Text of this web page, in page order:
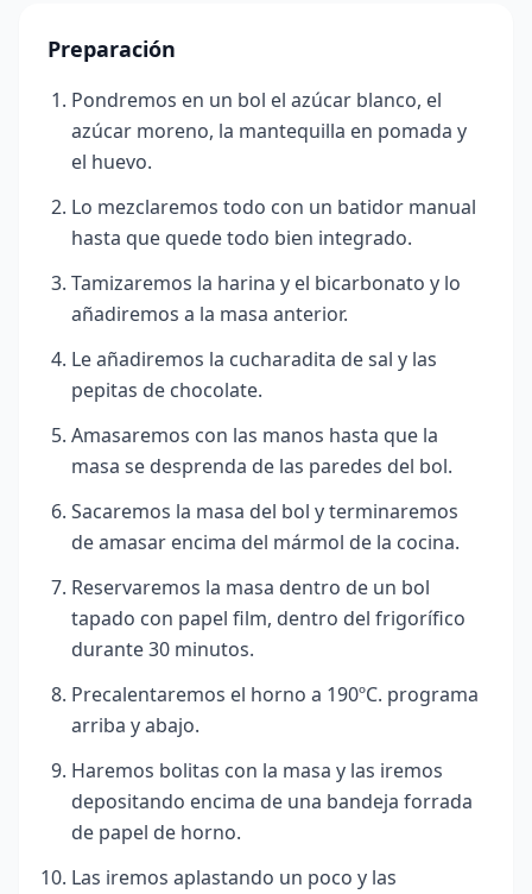
Preparación
Pondremos en un bol el azúcar blanco, el
azúcar moreno, la mantequilla en pomada y
el huevo.
Lo mezclaremos todo con un batidor manual
hasta que quede todo bien integrado.
Tamizaremos la harina y el bicarbonato y lo
añadiremos a la masa anterior.
Le añadiremos la cucharadita de sal y las
pepitas de chocolate.
Amasaremos con las manos hasta que la
masa se desprenda de las paredes del bol.
Sacaremos la masa del bol y terminaremos
de amasar encima del mármol de la cocina.
Reservaremos la masa dentro de un bol
tapado con papel film, dentro del frigorífico
durante 30 minutos.
Precalentaremos el horno a 190ºC. programa
arriba y abajo.
Haremos bolitas con la masa y las iremos
depositando encima de una bandeja forrada
de papel de horno.
Las iremos aplastando un poco y las